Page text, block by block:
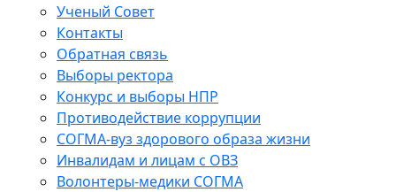
Ученый Совет
Контакты
Обратная связь
Выборы ректора
Конкурс и выборы НПР
Противодействие коррупции
СОГМА-вуз здорового образа жизни
Инвалидам и лицам с ОВЗ
Волонтеры-медики СОГМА